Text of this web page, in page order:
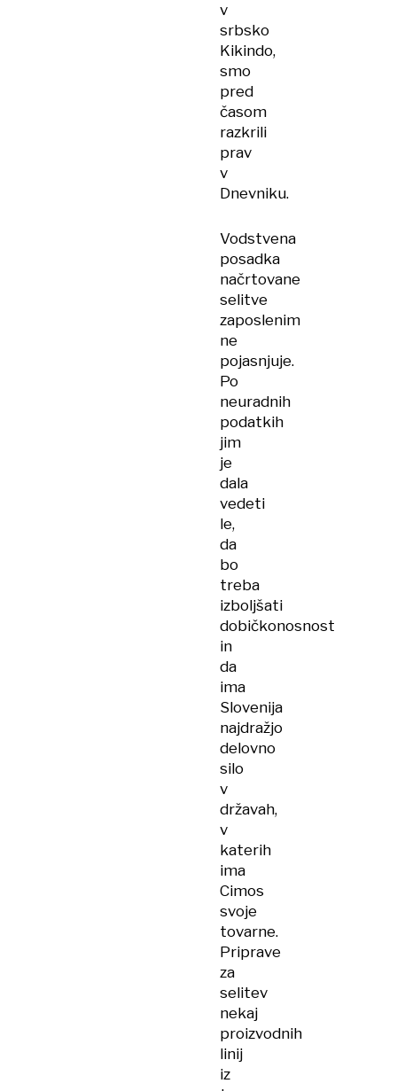
v
srbsko
Kikindo,
smo
pred
časom
razkrili
prav
v
Dnevniku.
Vodstvena
posadka
načrtovane
selitve
zaposlenim
ne
pojasnjuje.
Po
neuradnih
podatkih
jim
je
dala
vedeti
le,
da
bo
treba
izboljšati
dobičkonosnost
in
da
ima
Slovenija
najdražjo
delovno
silo
v
državah,
v
katerih
ima
Cimos
svoje
tovarne.
Priprave
za
selitev
nekaj
proizvodnih
linij
iz